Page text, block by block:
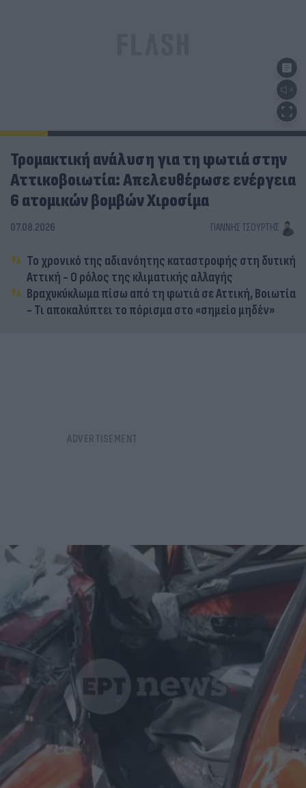
Τρομακτική ανάλυση για τη φωτιά στην
Αττικοβοιωτία: Απελευθέρωσε ενέργεια
6 ατομικών βομβών Χιροσίμα
07.08.2026 ΓΙΆΝΝΗΣ ΤΣΟΎΡΤΗΣ
Το χρονικό της αδιανόητης καταστροφής στη δυτική
Αττική - Ο ρόλος της κλιματικής αλλαγής
Βραχυκύκλωμα πίσω από τη φωτιά σε Αττική, Βοιωτία
- Τι αποκαλύπτει το πόρισμα στο «σημείο μηδέν»